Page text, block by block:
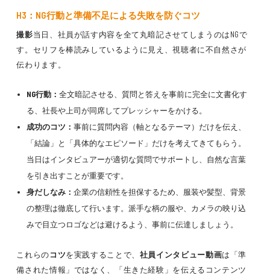
H3：NG行動と準備不足による失敗を防ぐコツ
撮影当日、社員が話す内容を全て丸暗記させてしまうのはNGで
す。セリフを棒読みしているように見え、視聴者に不自然さが
伝わります。
NG行動： 全文暗記させる、質問と答えを事前に完全に文書化す
る、社長や上司が同席してプレッシャーをかける。
成功のコツ： 事前に質問内容（軸となるテーマ）だけを伝え、
「結論」と「具体的なエピソード」だけを考えてきてもらう。
当日はインタビュアーが適切な質問でサポートし、自然な言葉
を引き出すことが重要です。
身だしなみ： 企業の信頼性を担保するため、服装や髪型、背景
の整理は徹底して行います。派手な柄の服や、カメラの映り込
みで目立つロゴなどは避けるよう、事前に伝達しましょう。
これらのコツを実践することで、 社員インタビュー動画は「準
備された情報」ではなく、「生きた経験」を伝えるコンテンツ